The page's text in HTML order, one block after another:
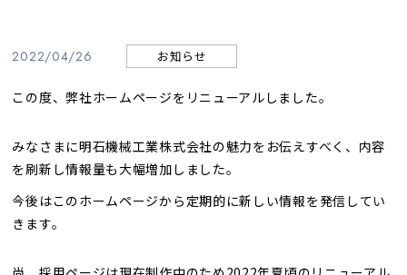
2022/04/26 お知らせ
この度、弊社ホームページをリニューアルしました。
みなさまに明石機械工業株式会社の魅力をお伝えすべく、内容
を刷新し情報量も大幅増加しました。
今後はこのホームページから定期的に新しい情報を発信してい
きます。